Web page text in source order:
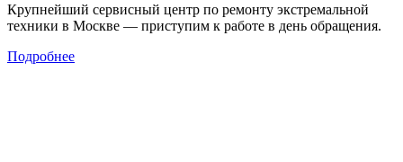
Крупнейший сервисный центр по ремонту экстремальной
техники в Москве — приступим к работе в день обращения.
Подробнее